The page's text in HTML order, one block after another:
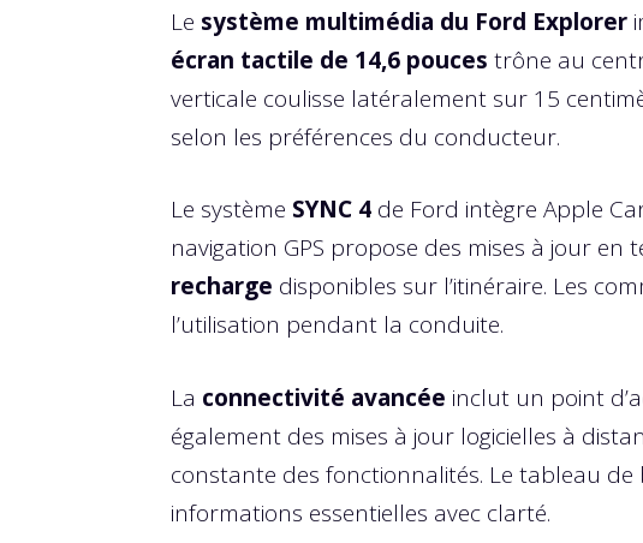
Le système multimédia du Ford Explorer
écran tactile de 14,6 pouces trône au
verticale coulisse latéralement sur 15
selon les préférences du conducteur.
Le système SYNC 4 de Ford intègre Apple
navigation GPS propose des mises à jour en
recharge disponibles sur l’itinéraire. Les
l’utilisation pendant la conduite.
La connectivité avancée inclut un point
également des mises à jour logicielles à
constante des fonctionnalités. Le tableau
informations essentielles avec clarté.